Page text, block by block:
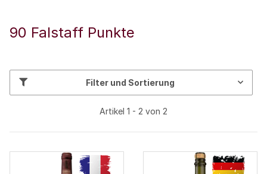
90 Falstaff Punkte
Filter und Sortierung
Artikel 1 - 2 von 2